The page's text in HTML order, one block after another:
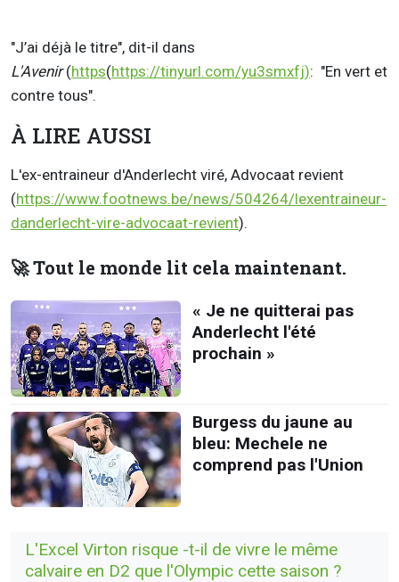
"J’ai déjà le titre", dit-il dans
L'Avenir(https(https://tinyurl.com/yu3smxfj): "En vert et
contre tous".
À LIRE AUSSI
L'ex-entraineur d'Anderlecht viré, Advocaat revient
(https://www.footnews.be/news/504264/lexentraineur-
danderlecht-vire-advocaat-revient).
🚀 Tout le monde lit cela maintenant.
« Je ne quitterai pas
Anderlecht l'été
prochain »
Burgess du jaune au
bleu: Mechele ne
comprend pas l'Union
L'Excel Virton risque -t-il de vivre le même
calvaire en D2 que l'Olympic cette saison ?